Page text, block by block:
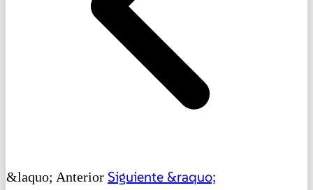
&laquo; Anterior Siguiente &raquo;